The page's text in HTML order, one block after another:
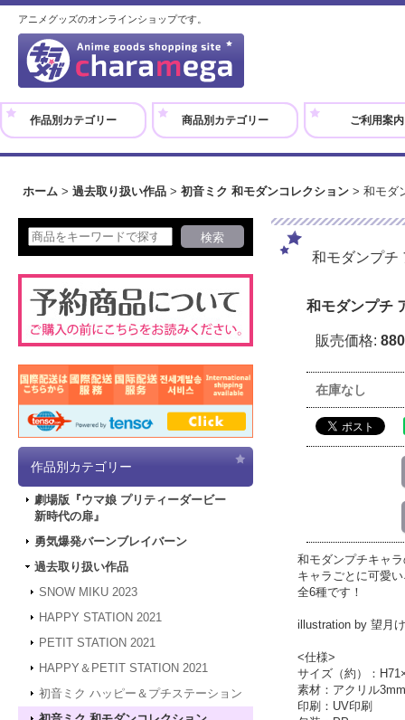
アニメグッズのオンラインショップです。
作品別カテゴリー 商品別カテゴリー ご利用案内
ホーム > 過去取り扱い作品 > 初音ミク 和モダンコレクション > 和モダ
作品別カテゴリー
劇場版『ウマ娘 プリティーダービー
新時代の扉』
勇気爆発バーンブレイバーン
過去取り扱い作品
SNOW MIKU 2023
HAPPY STATION 2021
PETIT STATION 2021
HAPPY＆PETIT STATION 2021
初音ミク ハッピー＆プチステーション
和モダンプチ
和モダンプチ
販売価格:
在庫なし
和モダンプチキャ
キャラごとに可愛
全6種です！
illustration by 望月
<仕様>
サイズ（約）：
素材：アクリル3mm
印刷：UV印刷